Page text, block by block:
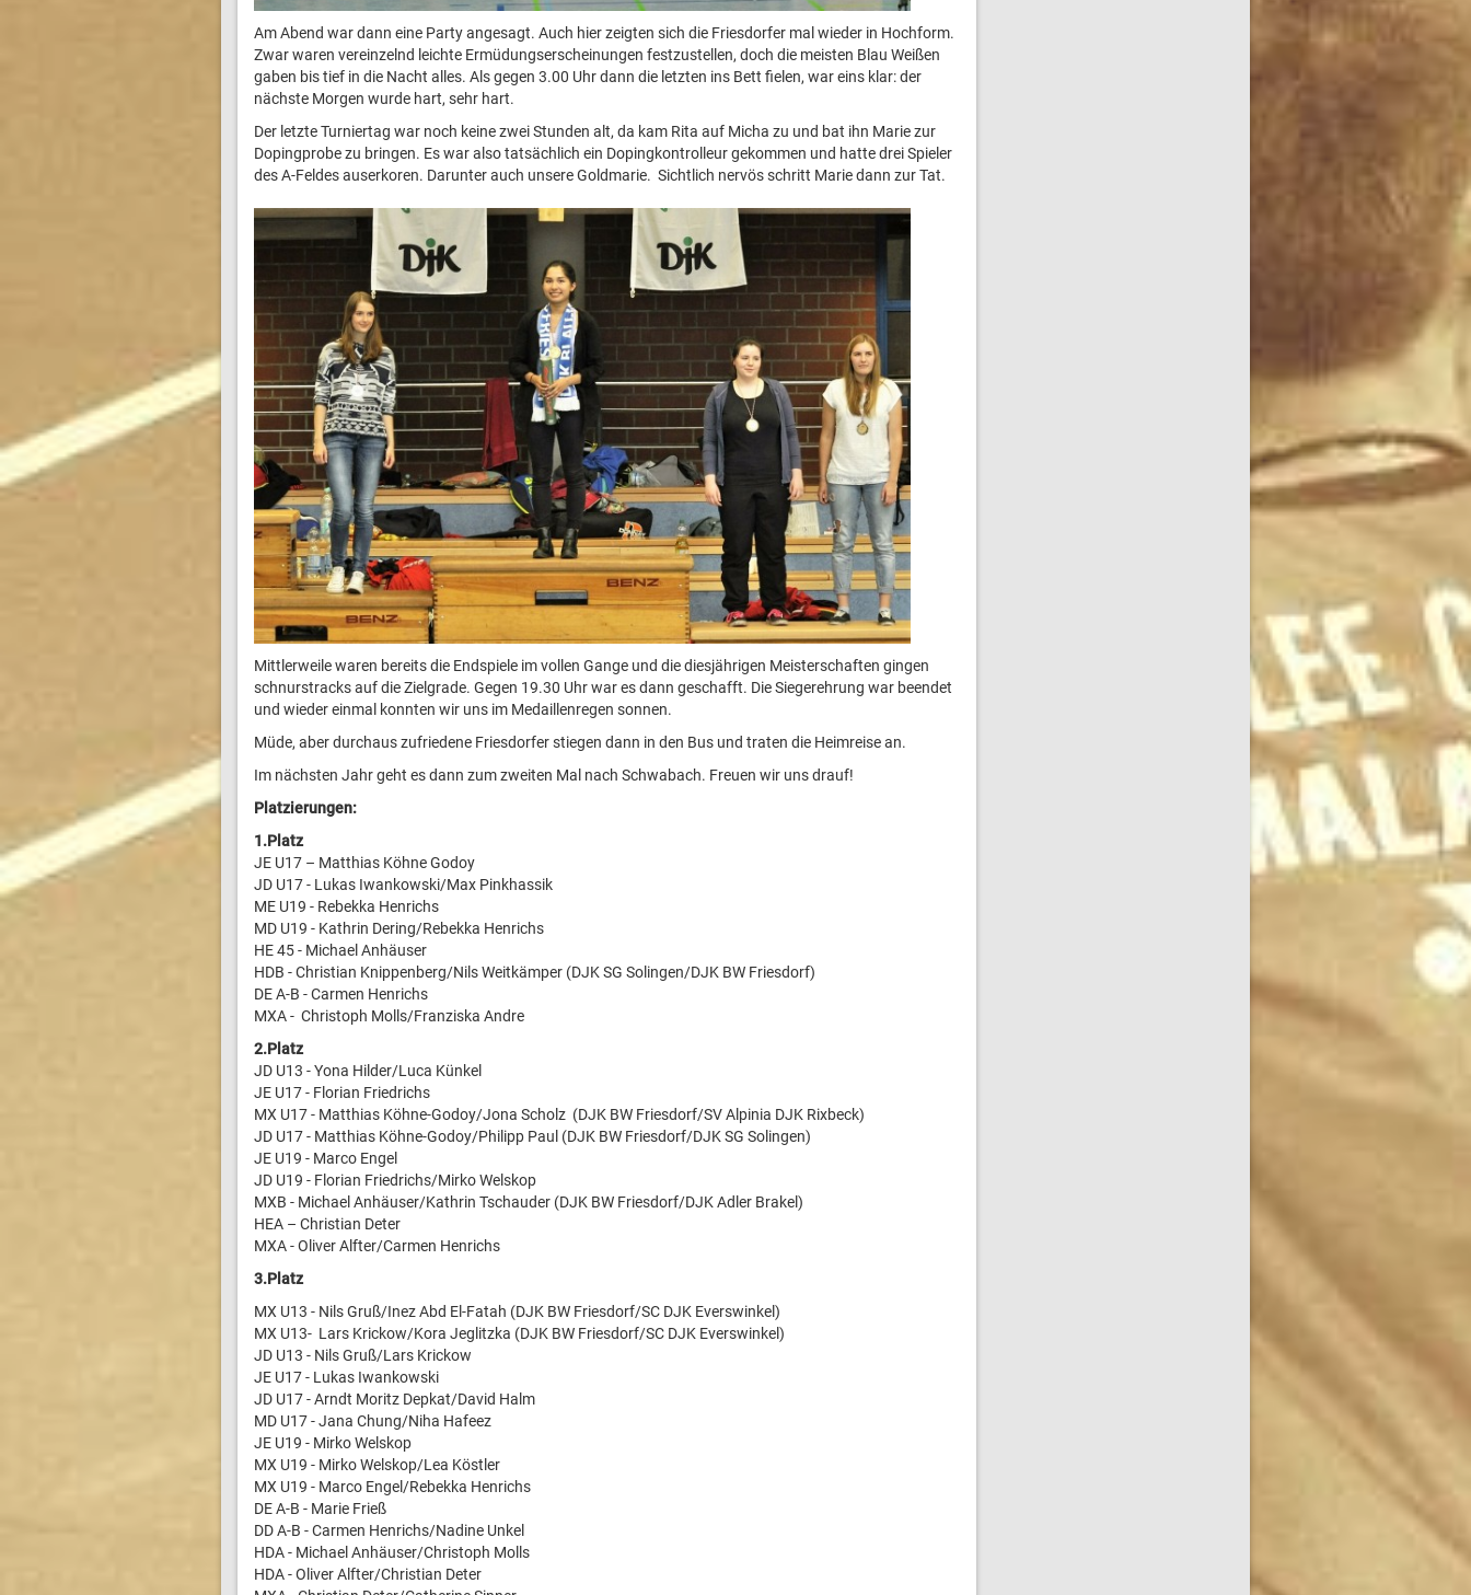
Am Abend war dann eine Party angesagt. Auch hier zeigten sich die Friesdorfer mal wieder in Hochform.
Zwar waren vereinzelnd leichte Ermüdungserscheinungen festzustellen, doch die meisten Blau Weißen
gaben bis tief in die Nacht alles. Als gegen 3.00 Uhr dann die letzten ins Bett fielen, war eins klar: der
nächste Morgen wurde hart, sehr hart.
Der letzte Turniertag war noch keine zwei Stunden alt, da kam Rita auf Micha zu und bat ihn Marie zur
Dopingprobe zu bringen. Es war also tatsächlich ein Dopingkontrolleur gekommen und hatte drei Spieler
des A-Feldes auserkoren. Darunter auch unsere Goldmarie. Sichtlich nervös schritt Marie dann zur Tat.
Mittlerweile waren bereits die Endspiele im vollen Gange und die diesjährigen Meisterschaften gingen
schnurstracks auf die Zielgrade. Gegen 19.30 Uhr war es dann geschafft. Die Siegerehrung war beendet
und wieder einmal konnten wir uns im Medaillenregen sonnen.
Müde, aber durchaus zufriedene Friesdorfer stiegen dann in den Bus und traten die Heimreise an.
Im nächsten Jahr geht es dann zum zweiten Mal nach Schwabach. Freuen wir uns drauf!
Platzierungen:
1.Platz
JE U17 – Matthias Köhne Godoy
JD U17 - Lukas Iwankowski/Max Pinkhassik
ME U19 - Rebekka Henrichs
MD U19 - Kathrin Dering/Rebekka Henrichs
HE 45 - Michael Anhäuser
HDB - Christian Knippenberg/Nils Weitkämper (DJK SG Solingen/DJK BW Friesdorf)
DE A-B - Carmen Henrichs
MXA - Christoph Molls/Franziska Andre
2.Platz
JD U13 - Yona Hilder/Luca Künkel
JE U17 - Florian Friedrichs
MX U17 - Matthias Köhne-Godoy/Jona Scholz (DJK BW Friesdorf/SV Alpinia DJK Rixbeck)
JD U17 - Matthias Köhne-Godoy/Philipp Paul (DJK BW Friesdorf/DJK SG Solingen)
JE U19 - Marco Engel
JD U19 - Florian Friedrichs/Mirko Welskop
MXB - Michael Anhäuser/Kathrin Tschauder (DJK BW Friesdorf/DJK Adler Brakel)
HEA – Christian Deter
MXA - Oliver Alfter/Carmen Henrichs
3.Platz
MX U13 - Nils Gruß/Inez Abd El-Fatah (DJK BW Friesdorf/SC DJK Everswinkel)
MX U13- Lars Krickow/Kora Jeglitzka (DJK BW Friesdorf/SC DJK Everswinkel)
JD U13 - Nils Gruß/Lars Krickow
JE U17 - Lukas Iwankowski
JD U17 - Arndt Moritz Depkat/David Halm
MD U17 - Jana Chung/Niha Hafeez
JE U19 - Mirko Welskop
MX U19 - Mirko Welskop/Lea Köstler
MX U19 - Marco Engel/Rebekka Henrichs
DE A-B - Marie Frieß
DD A-B - Carmen Henrichs/Nadine Unkel
HDA - Michael Anhäuser/Christoph Molls
HDA - Oliver Alfter/Christian Deter